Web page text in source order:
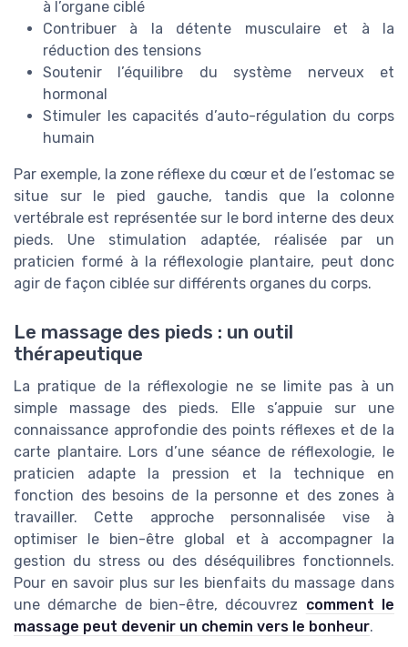
à l’organe ciblé
Contribuer à la détente musculaire et à la
réduction des tensions
Soutenir l’équilibre du système nerveux et
hormonal
Stimuler les capacités d’auto-régulation du corps
humain
Par exemple, la zone réflexe du cœur et de l’estomac se
situe sur le pied gauche, tandis que la colonne
vertébrale est représentée sur le bord interne des deux
pieds. Une stimulation adaptée, réalisée par un
praticien formé à la réflexologie plantaire, peut donc
agir de façon ciblée sur différents organes du corps.
Le massage des pieds : un outil
thérapeutique
La pratique de la réflexologie ne se limite pas à un
simple massage des pieds. Elle s’appuie sur une
connaissance approfondie des points réflexes et de la
carte plantaire. Lors d’une séance de réflexologie, le
praticien adapte la pression et la technique en
fonction des besoins de la personne et des zones à
travailler. Cette approche personnalisée vise à
optimiser le bien-être global et à accompagner la
gestion du stress ou des déséquilibres fonctionnels.
Pour en savoir plus sur les bienfaits du massage dans
une démarche de bien-être, découvrez comment le
massage peut devenir un chemin vers le bonheur.